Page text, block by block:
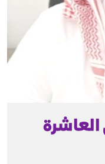
العاشرة